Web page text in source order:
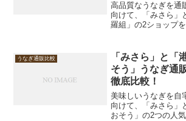
高品質なうなぎを通
向けて、「みさら」
羅組」の2ショップ
ます。味のこだわ
感まで詳しくチェッ
うなぎ通販比較
「みさら」と「
そう」うなぎ通
徹底比較！
美味しいうなぎを自
向けて、「みさら」
おそう」の2つの人